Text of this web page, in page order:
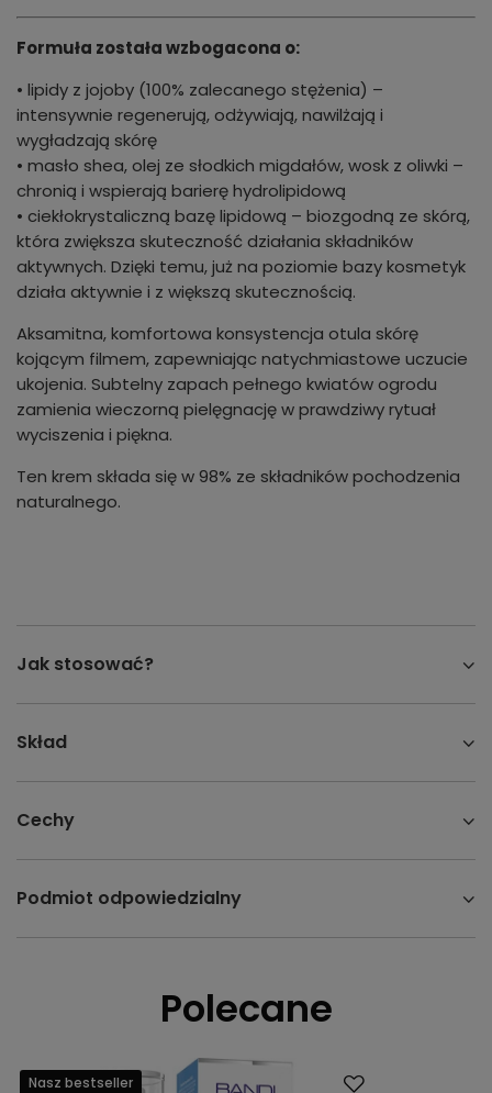
Formuła została wzbogacona o:
• lipidy z jojoby (100% zalecanego stężenia) –
intensywnie regenerują, odżywiają, nawilżają i
wygładzają skórę
• masło shea, olej ze słodkich migdałów, wosk z oliwki –
chronią i wspierają barierę hydrolipidową
• ciekłokrystaliczną bazę lipidową – biozgodną ze skórą,
która zwiększa skuteczność działania składników
aktywnych. Dzięki temu, już na poziomie bazy kosmetyk
działa aktywnie i z większą skutecznością.
Aksamitna, komfortowa konsystencja otula skórę
kojącym filmem, zapewniając natychmiastowe uczucie
ukojenia. Subtelny zapach pełnego kwiatów ogrodu
zamienia wieczorną pielęgnację w prawdziwy rytuał
wyciszenia i piękna.
Ten krem składa się w 98% ze składników pochodzenia
naturalnego.
Jak stosować?
Skład
Cechy
Podmiot odpowiedzialny
Polecane
Nasz bestseller